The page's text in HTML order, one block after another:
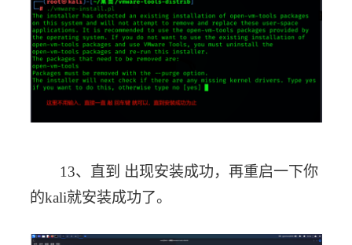
13、直到 出现安装成功，再重启一下你
的kali就安装成功了。